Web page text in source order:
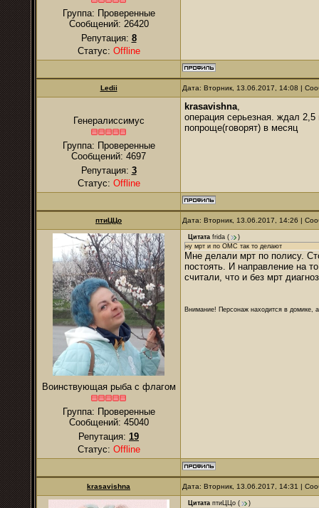
Группа: Проверенные
Сообщений: 26420
Репутация: 8
Статус: Offline
Ledii Дата: Вторник, 13.06.2017, 14:08 |
Генералиссимус
Группа: Проверенные
Сообщений: 4697
Репутация: 3
Статус: Offline
krasavishna,
операция серьезная. ждал
попроще(говорят) в месяц
птиЦЦо Дата: Вторник, 13.06.2017, 14:26 |
Воинствующая рыба с флагом
Группа: Проверенные
Сообщений: 45040
Репутация: 19
Статус: Offline
Цитата frida (
)
ну мрт и по ОМС так то делают
Мне делали мрт по полису.
постоять. И направление на
считали, что и без мрт
Внимание! Персонаж находится в домике,
krasavishna Дата: Вторник, 13.06.2017, 14:31 |
Цитата птиЦЦо (
)